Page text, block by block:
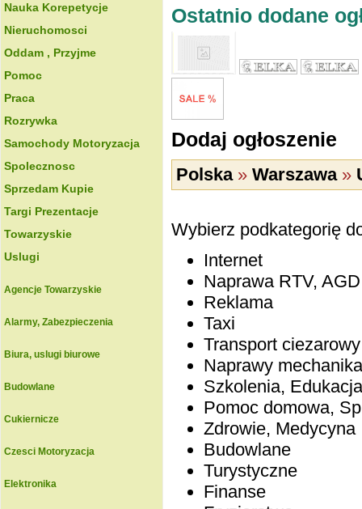
Nauka Korepetycje
Nieruchomosci
Oddam , Przyjme
Pomoc
Praca
Rozrywka
Samochody Motoryzacja
Spolecznosc
Sprzedam Kupie
Targi Prezentacje
Towarzyskie
Uslugi
Agencje Towarzyskie
Alarmy, Zabezpieczenia
Biura, uslugi biurowe
Budowlane
Cukiernicze
Czesci Motoryzacja
Elektronika
Ostatnio dodane
Dodaj ogłoszenie
Polska» Warszawa»
Wybierz podkategorię
Internet
Naprawa RTV, AGD
Reklama
Taxi
Transport ciezarowy
Naprawy
Szkolenia, Edukacja
Pomoc domowa,
Zdrowie, Medycyna
Budowlane
Turystyczne
Finanse